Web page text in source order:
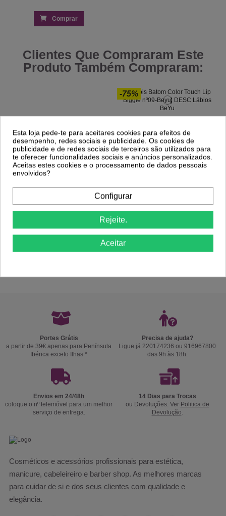
Comprar
Clientes Que Compraram Este
Produto Também Compraram:
-75%
1,24 €4,95 €
Portes Grátis
a partir de 39€ apenas para Península
Ibérica exceto Ilhas *
Precisa de ajuda?
Ligue já 220174236 ou 916967800
das 9h às 18h.
Envios em 24/48h
coloque o nº telemóvel para um melhor
serviço de entrega.
14 Dias para Trocas
ou Devoluções. Ver Politica de
Devolução.
Cosméticos e acessórios profissionais para estética,
manicure, cabeleireiro e barber shop. As melhores marcas
para cuidar de si e dos seus clientes com qualidade e
elegância.
Esta loja pede-te para aceitares cookies para efeitos de
desempenho, redes sociais e publicidade. Os cookies de
publicidade e de redes sociais de terceiros são utilizados para
te oferecer funcionalidades sociais e anúncios personalizados.
Aceitas estes cookies e o processamento de dados pessoais
envolvidos?
Configurar
Rejeite.
Aceitar